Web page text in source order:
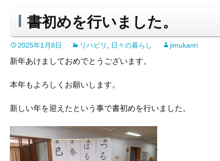
書初めを行いました。
2025年1月8日 リハビリ 日々の暮らし jimukanri
新年あけましておめでとうございます。
本年もよろしくお願いします。
新しい年を迎えたという事で書初めを行いました。